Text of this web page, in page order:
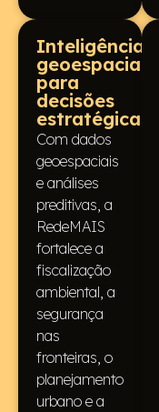
Inteligência
geoespacial
para
decisões
estratégicas
Com dados
geoespaciais
e análises
preditivas, a
RedeMAIS
fortalece a
fiscalização
ambiental, a
segurança
nas
fronteiras, o
planejamento
urbano e a